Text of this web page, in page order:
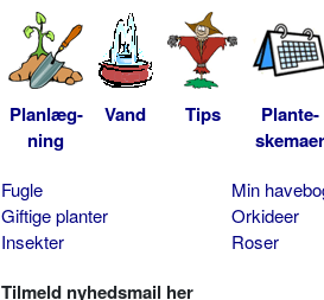
Planlæg-
ning
Vand Tips
Plante-
skemaer
Fugle
Giftige planter
Insekter
Min
Orkideer
Roser
Tilmeld nyhedsmail her